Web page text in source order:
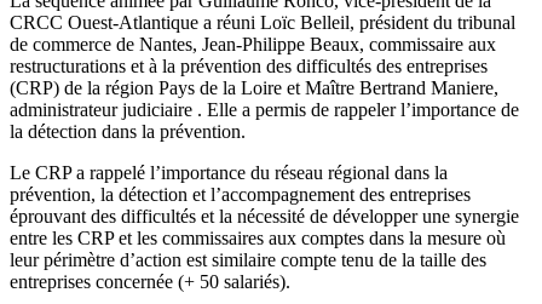
CRCC Ouest-Atlantique a réuni Loïc Belleil, président du tribunal
de commerce de Nantes, Jean-Philippe Beaux, commissaire aux
restructurations et à la prévention des difficultés des entreprises
(CRP) de la région Pays de la Loire et Maître Bertrand Maniere,
administrateur judiciaire . Elle a permis de rappeler l’importance de
la détection dans la prévention.
Le CRP a rappelé l’importance du réseau régional dans la
prévention, la détection et l’accompagnement des entreprises
éprouvant des difficultés et la nécessité de développer une synergie
entre les CRP et les commissaires aux comptes dans la mesure où
leur périmètre d’action est similaire compte tenu de la taille des
entreprises concernée (+ 50 salariés).